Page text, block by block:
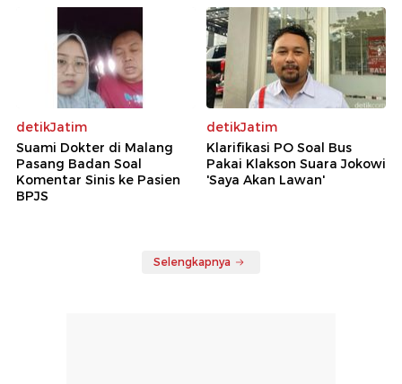
detikJatim
Suami Dokter di Malang
Pasang Badan Soal
Komentar Sinis ke Pasien
BPJS
detikJatim
Klarifikasi PO Soal Bus
Pakai Klakson Suara Jokowi
'Saya Akan Lawan'
Selengkapnya